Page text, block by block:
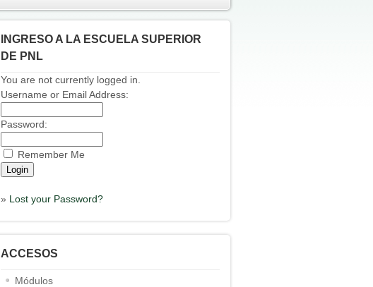
INGRESO A LA ESCUELA SUPERIOR
DE PNL
You are not currently logged in.
Username or Email Address:
Password:
Remember Me
» Lost your Password?
ACCESOS
Módulos